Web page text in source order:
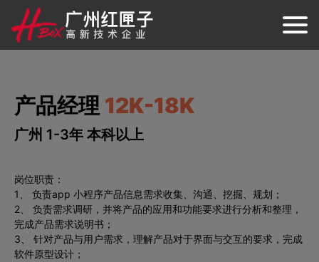
产品经理 12K-18K
广州 1-3年 本科以上
岗位职责：
1、 负责app 小程序产品信息需求收集、沟通、挖掘、规划；
2、 负责需求调研，并将产品的应用和功能要求进行分析和整理，
完成产品需求说明书；
3、 针对产品与用户需求，理解产品对于界面与交互的要求，完成
软件原型设计；